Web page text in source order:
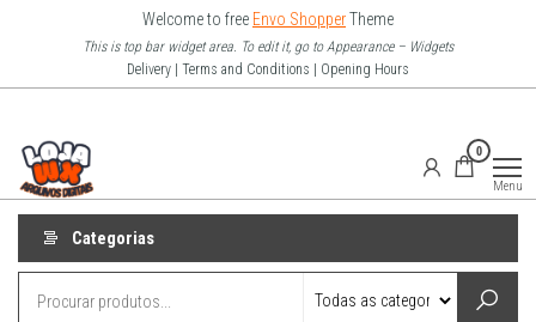
o
Welcome to free Envo ShopperTheme
This is top bar widget area. To edit it, go to Appearance – Widgets
Delivery | Terms and Conditions | Opening Hours
Arquivo
Digitais
0
Menu
Categorias